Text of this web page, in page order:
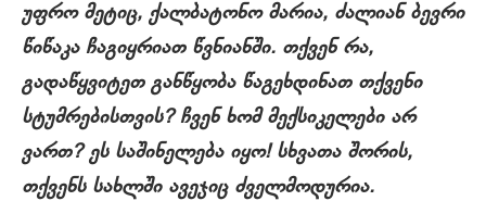
უფრო მეტიც, ქალბატონო მარია, ძალიან ბევრი
წიწაკა ჩაგიყრიათ წვნიანში. თქვენ რა,
გადაწყვიტეთ განწყობა წაგეხდინათ თქვენი
სტუმრებისთვის? ჩვენ ხომ მექსიკელები არ
ვართ? ეს საშინელება იყო! სხვათა შორის,
თქვენს სახლში ავეჯიც ძველმოდურია.